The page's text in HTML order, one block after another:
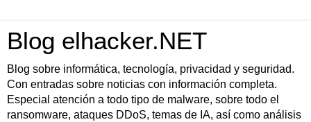
Blog elhacker.NET
Blog sobre informática, tecnología, privacidad y seguridad.
Con entradas sobre noticias con información completa.
Especial atención a todo tipo de malware, sobre todo el
ransomware, ataques DDoS, temas de IA, así como análisis